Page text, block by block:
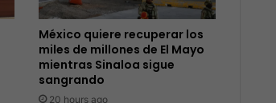
México quiere recuperar los
miles de millones de El Mayo
mientras Sinaloa sigue
sangrando
20 hours ago